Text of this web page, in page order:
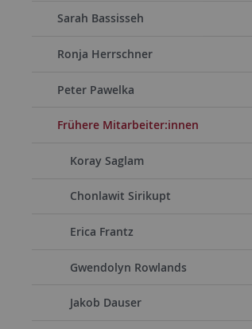
Sarah Bassisseh
Ronja Herrschner
Peter Pawelka
Frühere Mitarbeiter:innen
Koray Saglam
Chonlawit Sirikupt
Erica Frantz
Gwendolyn Rowlands
Jakob Dauser